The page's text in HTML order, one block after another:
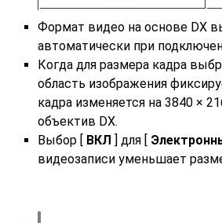
Формат видео на основе DX
автоматически при
Когда для размера кадра
область изображения
кадра изменяется на 3840 ×
объектив DX.
Выбор [ ВКЛ ] для [
видеозаписи уменьшает